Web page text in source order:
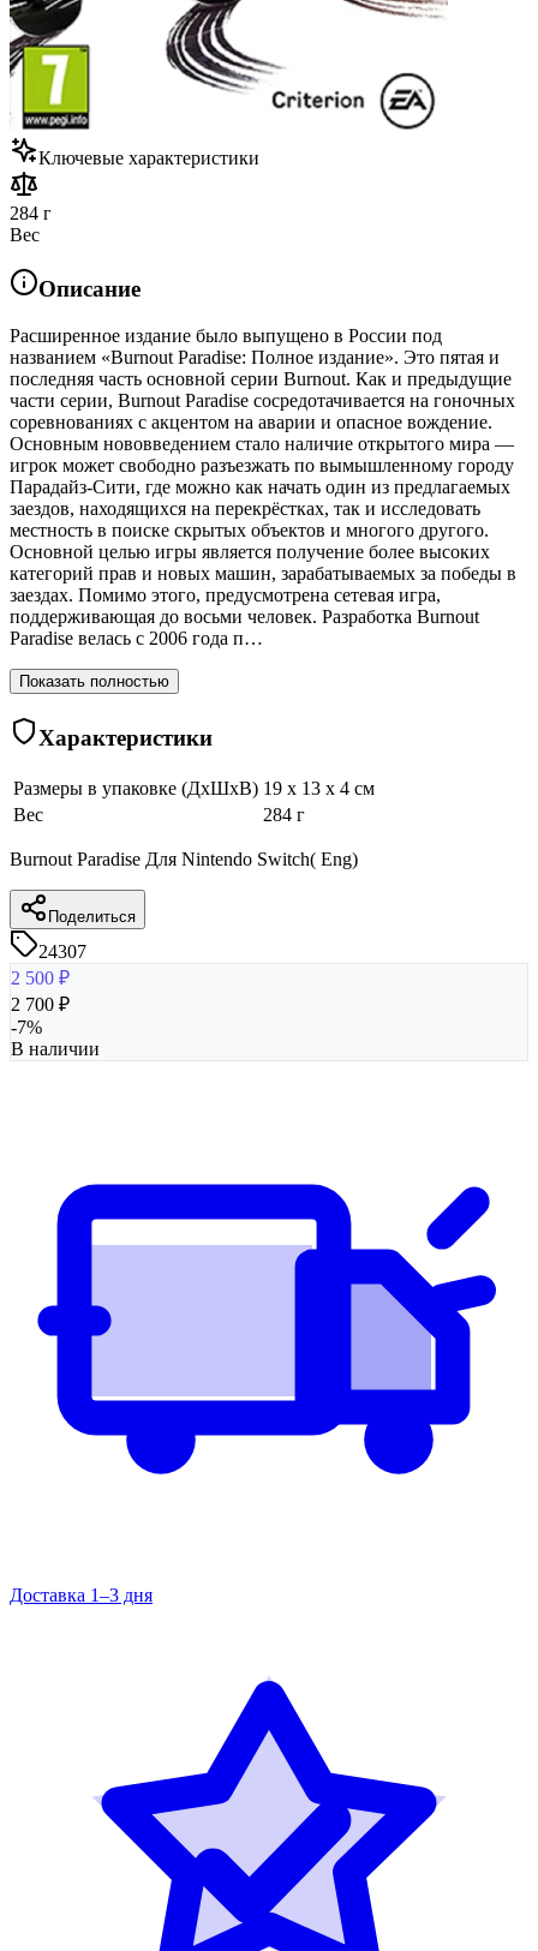
Ключевые характеристики
284 г
Вес
Описание
Расширенное издание было выпущено в России под
названием «Burnout Paradise: Полное издание». Это пятая и
последняя часть основной серии Burnout. Как и предыдущие
части серии, Burnout Paradise сосредотачивается на гоночных
соревнованиях с акцентом на аварии и опасное вождение.
Основным нововведением стало наличие открытого мира —
игрок может свободно разъезжать по вымышленному городу
Парадайз-Сити, где можно как начать один из предлагаемых
заездов, находящихся на перекрёстках, так и исследовать
местность в поиске скрытых объектов и многого другого.
Основной целью игры является получение более высоких
категорий прав и новых машин, зарабатываемых за победы в
заездах. Помимо этого, предусмотрена сетевая игра,
поддерживающая до восьми человек. Разработка Burnout
Paradise велась с 2006 года п…
Показать полностью
Характеристики
Размеры в упаковке (ДхШхВ) 19 x 13 x 4 см
Вес
284 г
Burnout Paradise Для Nintendo Switch( Eng)
Поделиться
24307
2 500 ₽
2 700 ₽
-7%
В наличии
Доставка 1–3 дня